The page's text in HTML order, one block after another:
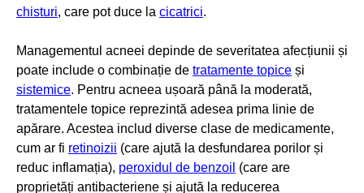
chisturi, care pot duce la cicatrici.
Managementul acneei depinde de severitatea afecțiunii și
poate include o combinație de tratamente topice și
sistemice. Pentru acneea ușoară până la moderată,
tratamentele topice reprezintă adesea prima linie de
apărare. Acestea includ diverse clase de medicamente,
cum ar fi retinoizii (care ajută la desfundarea porilor și
reduc inflamația), peroxidul de benzoil (care are
proprietăți antibacteriene și ajută la reducerea